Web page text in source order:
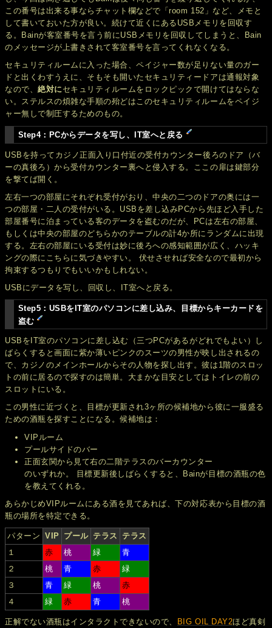
この番号は出来る事ならチャット欄などで「room 152」など、メモと
して書いておいた方が良い。続けて近くにあるUSBメモリを回収す
る。Bainが客室番号を言う前にUSBメモリを回収してしまうと、Bain
のメッセージが上書きされて客室番号を言ってくれなくなる。
セキュリティルームに入った場合、ペイジャー数が足りない量のガー
ドと出くわすうえに、そもそも開いたセキュリティードアは通報対象
なので、絶対にセキュリティルームをロックピックで開けてはならな
い。ステルスの煩雑な手順の殆どはこのセキュリティルームをペイジ
ャー無しで制圧するためのもの。
Step4：PCからデータを写し、IT室へと戻る
USBを持ってカジノ正面入り口付近の受付カウンター後ろのドア（バ
ーの真後ろ）から受付カウンター裏へと侵入する。ここの扉は鍵部分
を撃てば開く。
左右一つの部屋にそれぞれ受付がおり、中央の二つのドアの奥には一
つの部屋・二人の受付がいる。USBを差し込みPCから先ほど入手した
部屋番号に泊まっている客のデータを盗むのだが、PCは左右の部屋、
もしくは中央の部屋のどちらかのテーブルの計4か所にランダムに出現
する。左右の部屋にいる受付は妙に後ろへの感知範囲が広く、ハッキ
ングの際にこちらに気づきやすい。 伏せさせれば安全なので最初から
拘束するつもりでもいいかもしれない。
USBにデータを写し、回収し、IT室へと戻る。
Step5：USBをIT室のパソコンに差し込み、目標からキーカードを
盗む
USBをIT室のパソコンに差し込む（三つPCがあるがどれでもよい）し
ばらくすると画面に紫か薄いピンクのスーツの男性が映し出されるの
で、カジノのメインホールからその人物を探し出す。彼は1階のスロッ
トの前に居るので探すのは簡単。大まかな目安としてはトイレの前の
スロットにいる。
この男性に近づくと、目標が更新され3ヶ所の候補地から彼に一服盛る
ための酒瓶を探すことになる。候補地は：
VIPルーム
プールサイドのバー
正面玄関から見て右の二階テラスのバーカウンター
のいずれか。 目標更新後しばらくすると、Bainが目標の酒瓶の色
を教えてくれる。
あらかじめVIPルームにある酒を見てあれば、下の対応表から目標の酒
瓶の場所を特定できる。
パターン VIP プール テラス
テラス
１
赤 桃 緑
青
２
桃 青 赤
緑
３
青 緑 桃
赤
４
緑 赤 青 桃
正解でない酒瓶はインタラクトできないので、 BIG OIL DAY2ほど真剣